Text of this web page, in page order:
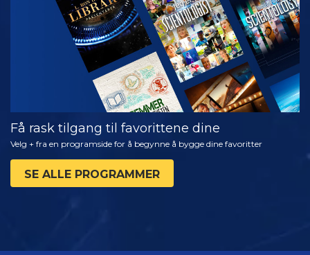
SERIEN
Få rask tilgang til favorittene dine
Velg + fra en programside for å begynne å bygge dine favoritter
SE ALLE PROGRAMMER